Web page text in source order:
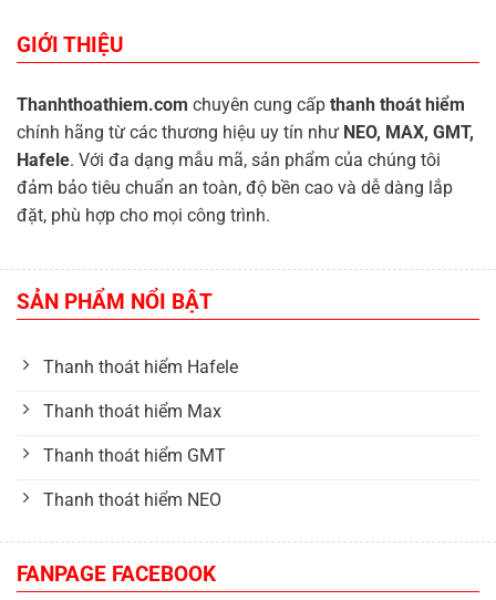
GIỚI THIỆU
Thanhthoathiem.com chuyên cung cấp thanh thoát hiểm
chính hãng từ các thương hiệu uy tín như NEO, MAX, GMT,
Hafele. Với đa dạng mẫu mã, sản phẩm của chúng tôi
đảm bảo tiêu chuẩn an toàn, độ bền cao và dễ dàng lắp
đặt, phù hợp cho mọi công trình.
SẢN PHẨM NỔI BẬT
Thanh thoát hiểm Hafele
Thanh thoát hiểm Max
Thanh thoát hiểm GMT
Thanh thoát hiểm NEO
FANPAGE FACEBOOK